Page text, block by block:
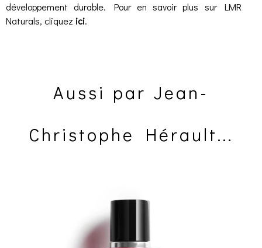
développement durable. Pour en savoir plus sur LMR
Naturals, cliquez ici.
Aussi par Jean-
Christophe Hérault...